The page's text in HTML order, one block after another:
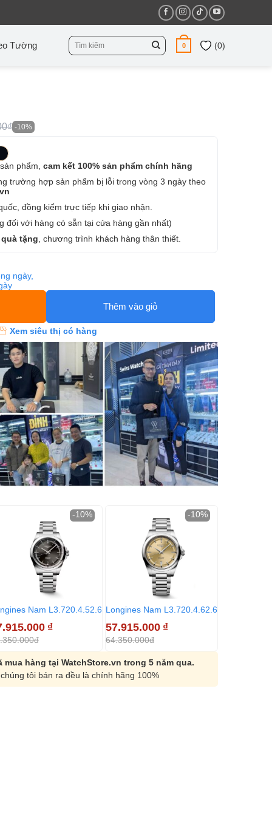
Tường
Tìm
kiếm:
0 (0)
-10%
phẩm, cam kết 100% sản phẩm chính hãng
trường hợp sản phẩm bị lỗi trong vòng 3 ngày theo
đồng kiểm trực tiếp khi giao nhận.
đối với hàng có sẵn tại cửa hàng gần nhất)
tặng , chương trình khách hàng thân thiết.
ngày,
Thêm vào giỏ
Xem siêu thị có hàng
Nam L3.720.4.52.6
₫
-10%
Longines Nam L3.720.4.62.6
57.915.000 ₫
64.350.000đ
-10%
mua hàng tại WatchStore.vn trong 5 năm qua.
tôi bán ra đều là chính hãng 100%